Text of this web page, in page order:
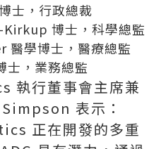
士，行政總裁
Kirkup 博士，科學總監
醫學博士，醫療總監
，業務總監
行董事會主席兼
表示：
正在開發的多重